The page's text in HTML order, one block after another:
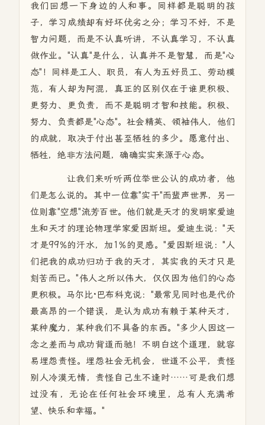
我们回想一下身边的人和事。同样都是聪明的孩
子，学习成绩却有好坏优劣之分；学习不好，不是
智力问题，而是不认真听讲，不认真学习，不认真
做作业。"认真"是什么，认真并不是智慧，而是"心
态"！同样是工人、职员，有人为五好员工、劳动模
范，有人却为阿混，真正的区别仅在于谁更积极、
更努力、更负责，而不是聪明才智和技能。积极、
努力、负责都是"心态"。社会精英、领袖伟人，他们
的成就，取决于付出甚至牺牲的多少。愿意付出、
牺牲，绝非方法问题，确确实实来源于心态。
让我们来听听两位举世公认的成功者，他
们是怎么说的。其中一位靠"实干"而蜚声世界，另一
位则靠"空想"流芳百世。他们就是天才的发明家爱迪
生和天才的理论物理学家爱因斯坦。爱迪生说："天
才是99%的汗水，加1%的灵感。"爱因斯坦说："人
们把我的成功归功于我的天才，其实我的天才只是
刻苦而已。"伟人之所以伟大，仅仅因为他们的心态
更积极。马尔比·巴布科克说："最常见同时也是代价
最高昂的一个错误，是认为成功有赖于某种天才，
某种魔力，某种我们不具备的东西。"多少人因这一
念之差而与成功背道而驰！不明白这个道理，就容
易埋怨责怪。埋怨社会无机会，世道不公平，责怪
别人冷漠无情，责怪自己生不逢时……可是我们想
过没有，无论在任何社会环境里，总有人充满希
望、快乐和幸福。"